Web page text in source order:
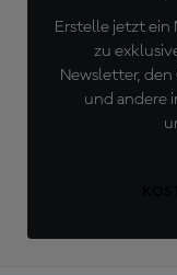
Erstelle jetzt ein
zu
Newsletter,
und andere